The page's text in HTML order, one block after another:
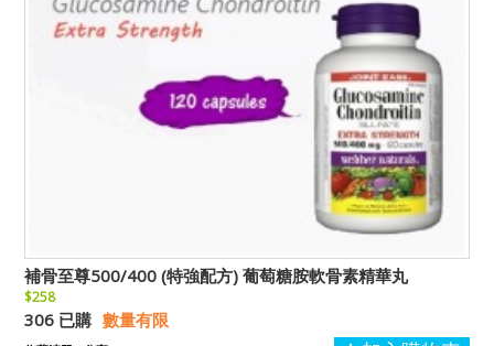
補骨至尊500/400 (特強配方) 葡萄糖胺軟骨素精華丸
$258
306 已購 數量有限